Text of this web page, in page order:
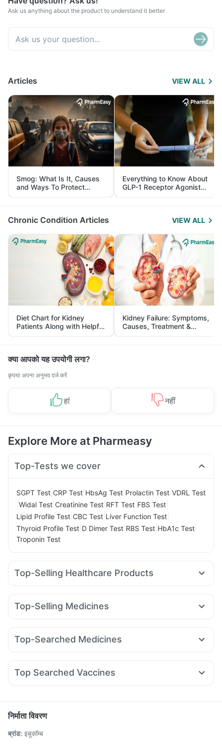
Ask us anything about the product to understand it better
Articles VIEW ALL
Smog: What Is It, Causes
and Ways To Protect
Yourself From It
Everything to Know About
GLP-1 Receptor Agonist
and Its Role in Weight
Management
Chronic Condition Articles VIEW ALL
Diet Chart for Kidney
Patients Along with Helpful
Tips
Kidney Failure: Symptoms,
Causes, Treatment &
Prevention
क्या आपको यह उपयोगी लगा?
कृपया अपना अनुभव दर्ज करें
हां नहीं
Explore More at Pharmeasy
Top-Tests we cover
SGPT Test CRP Test HbsAg Test Prolactin Test VDRL Test
Widal Test Creatinine Test RFT Test FBS Test
Lipid Profile Test CBC Test Liver Function Test
Thyroid Profile Test D Dimer Test RBS Test HbA1c Test
Troponin Test
Top-Selling Healthcare Products
Himalaya Liv.52 Ds I Pill Contraceptive Pill Evion 400 mg
Bold Care Extend Delay Spray
Himalaya Confido Tablets
Abzorb Antifungal Soap
Cystone Tablet
Buscogast 10mg
Top-Selling Medicines
Pantocid DSR Megalis 10 Yurpeak 5mg Rybelsus 7mg
Amoxyclav 625 Rybelsus 3mg Orofer XT
Mounjaro 7.5mg
Top-Searched Medicines
Allegra 120mg Pan D Sinarest Zerodol Sp Dexona 0.5mg
Omee 20mg Meftal Spas Dolo 650
Top Searched Vaccines
Nukovax 13 Vaccine Influvac Tetra Vaccine
Fluarix Tetra Vaccine
Gardasil 9 Pre Injection
निर्माता विवरण
ब्रांड: इबूकॉम्ब